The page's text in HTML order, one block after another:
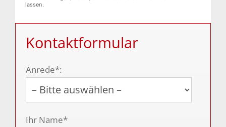
lassen.
Kontaktformular
Anrede*:
Ihr Name*